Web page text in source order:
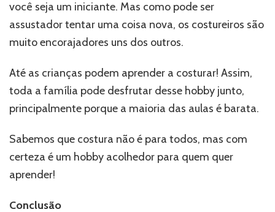
você seja um iniciante. Mas como pode ser
assustador tentar uma coisa nova, os costureiros são
muito encorajadores uns dos outros.
Até as crianças podem aprender a costurar! Assim,
toda a família pode desfrutar desse hobby junto,
principalmente porque a maioria das aulas é barata.
Sabemos que costura não é para todos, mas com
certeza é um hobby acolhedor para quem quer
aprender!
Conclusão